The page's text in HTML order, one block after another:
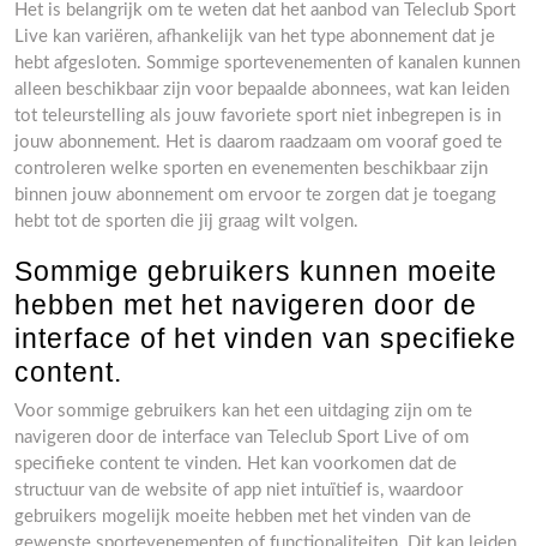
Het is belangrijk om te weten dat het aanbod van Teleclub Sport
Live kan variëren, afhankelijk van het type abonnement dat je
hebt afgesloten. Sommige sportevenementen of kanalen kunnen
alleen beschikbaar zijn voor bepaalde abonnees, wat kan leiden
tot teleurstelling als jouw favoriete sport niet inbegrepen is in
jouw abonnement. Het is daarom raadzaam om vooraf goed te
controleren welke sporten en evenementen beschikbaar zijn
binnen jouw abonnement om ervoor te zorgen dat je toegang
hebt tot de sporten die jij graag wilt volgen.
Sommige gebruikers kunnen moeite
hebben met het navigeren door de
interface of het vinden van specifieke
content.
Voor sommige gebruikers kan het een uitdaging zijn om te
navigeren door de interface van Teleclub Sport Live of om
specifieke content te vinden. Het kan voorkomen dat de
structuur van de website of app niet intuïtief is, waardoor
gebruikers mogelijk moeite hebben met het vinden van de